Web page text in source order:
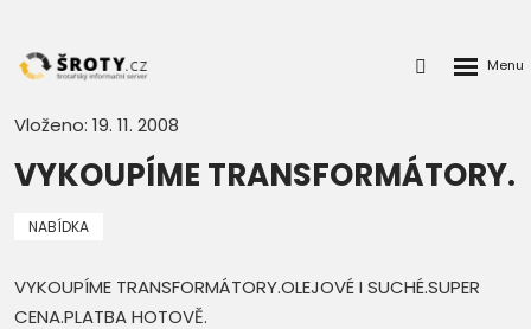
Přihlášení
Vloženo: 19. 11. 2008
VYKOUPÍME TRANSFORMÁTORY.
NABÍDKA
VYKOUPÍME TRANSFORMÁTORY.OLEJOVÉ I SUCHÉ.SUPER
CENA.PLATBA HOTOVĚ.